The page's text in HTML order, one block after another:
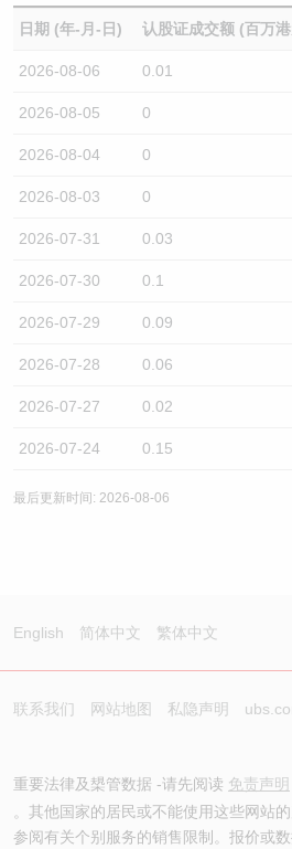
日期 (年-月-日) 认股证成交额 (百万
2026-08-06 0.01
2026-08-05 0
2026-08-04 0
2026-08-03 0
2026-07-31 0.03
2026-07-30 0.1
2026-07-29 0.09
2026-07-28 0.06
2026-07-27 0.02
2026-07-24 0.15
最后更新时间: 2026-08-06
English 简体中文 繁体中文
联系我们 网站地图 私隐声明
重要法律及槼管数据 -请先阅读 免责声明
。其他国家的居民或不能使用这些网站
参阅有关个别服务的销售限制。报价或